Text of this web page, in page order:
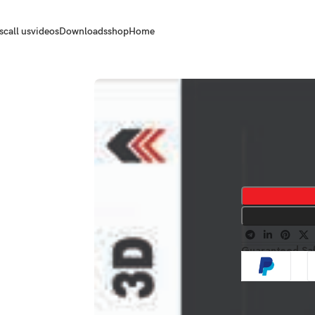
Home
shop
Downloads
videos
call us
Guaranteed